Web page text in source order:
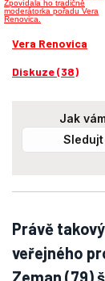
Vera Renovica
Diskuze (38)
Jak
Právě
veřejného
Zeman (79)